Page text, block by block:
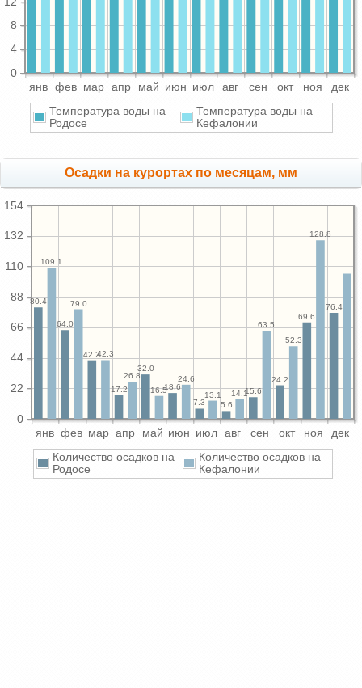
янв фев мар апр май июн июл авг сен окт ноя дек
0
4
8
Температура воды на
Родосе
Температура воды на
Кефалонии
Осадки на курортах по месяцам, мм
янв фев мар апр май июн июл авг сен окт ноя дек
0
22
44
66
88
110
132
154
76.4
69.6
24.2
15.6
5.6
7.3
18.6
32.0
17.2
42.2
64.0
80.4
128.8
52.3
63.5
14.1
13.1
24.6
16.5
26.8
42.3
79.0
109.1
Количество осадков на
Родосе
Количество осадков на
Кефалонии